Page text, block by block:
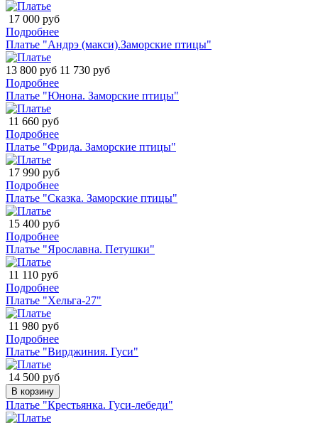
17 000 руб
Подробнее
Платье "Андрэ (макси).Заморские птицы"
13 800 руб 11 730 руб
Подробнее
Платье "Юнона. Заморские птицы"
11 660 руб
Подробнее
Платье "Фрида. Заморские птицы"
17 990 руб
Подробнее
Платье "Сказка. Заморские птицы"
15 400 руб
Подробнее
Платье "Ярославна. Петушки"
11 110 руб
Подробнее
Платье "Хельга-27"
11 980 руб
Подробнее
Платье "Вирджиния. Гуси"
14 500 руб
В корзину
Платье "Крестьянка. Гуси-лебеди"